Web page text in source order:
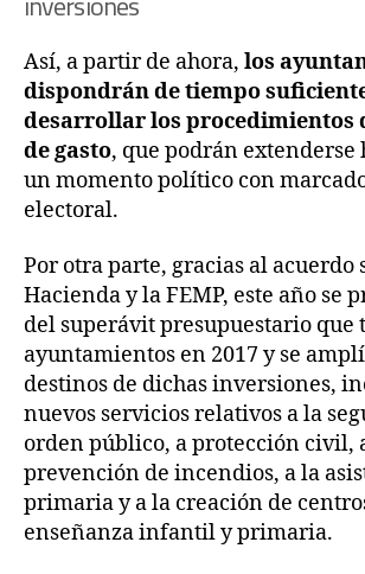
Así, a partir de ahora, los
dispondrán de tiempo
desarrollar los procedimientos
de gasto, que podrán extenderse
un momento político con
electoral.
Por otra parte, gracias al acuerdo
Hacienda y la FEMP, este año se
del superávit presupuestario que
ayuntamientos en 2017 y se
destinos de dichas inversiones,
nuevos servicios relativos a la
orden público, a protección civil,
prevención de incendios, a la
primaria y a la creación de
enseñanza infantil y primaria.